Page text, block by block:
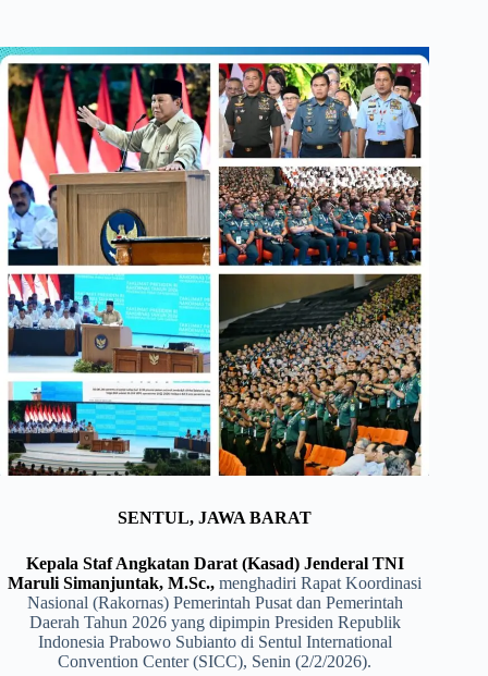
SENTUL, JAWA BARAT
Kepala Staf Angkatan Darat (Kasad) Jenderal TNI
Maruli Simanjuntak, M.Sc., menghadiri Rapat Koordinasi
Nasional (Rakornas) Pemerintah Pusat dan Pemerintah
Daerah Tahun 2026 yang dipimpin Presiden Republik
Indonesia Prabowo Subianto di Sentul International
Convention Center (SICC), Senin (2/2/2026).